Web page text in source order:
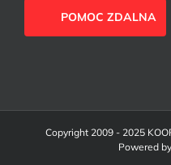
POMOC ZDALNA
Copyright 2009 - 2025
Powered by